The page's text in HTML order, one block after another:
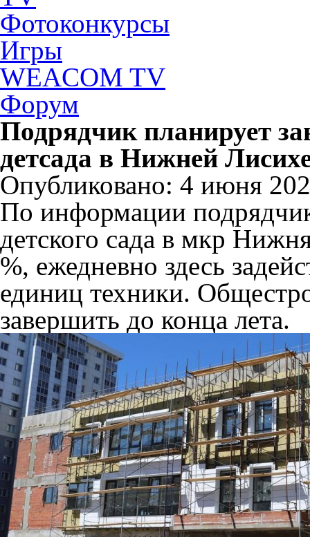
Фотоконкурсы
Игры
WEACOM TV
Форум
Подрядчик планирует
детсада в Нижней
Опубликовано: 4 июня
По информации
детского сада в мкр
%, ежедневно здесь
единиц техники.
завершить до конца лета.